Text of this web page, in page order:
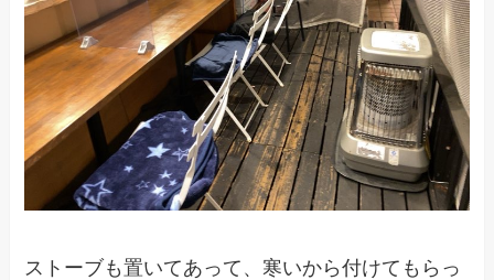
ストーブも置いてあって、寒いから付けてもらっ